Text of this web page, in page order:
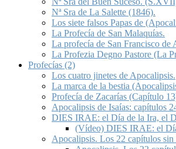
Nª Sra de La Salette (1846).
Los siete falsos Papas de
La Profecía de San Malaquías.
La profecía de San Francisco de
La Profezia Degno Pastore (La
Profecías (2)
Los cuatro jinetes de Apocalipsis.
La marca de la bestia
Profecía de Zacarías (Capítulo
Apocalipsis de Isaías: capítulos
DIES IRAE: el Día de la Ira, el
(Vídeo) DIES IRAE: el
Apocalipsis. Los 22 capítulos sin